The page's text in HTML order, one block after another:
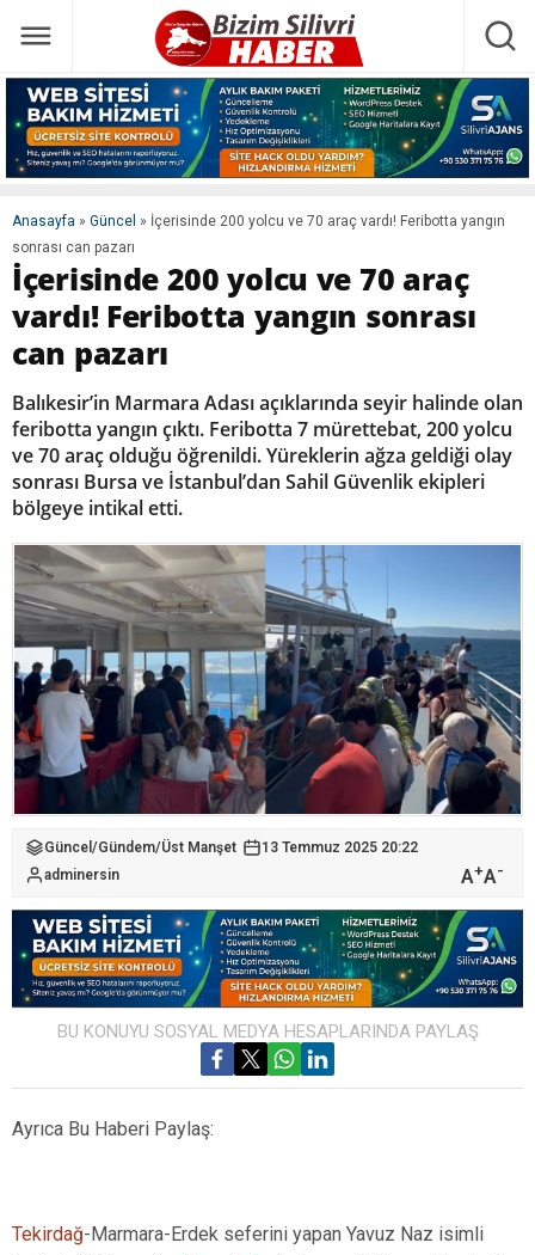
Anasayfa » Güncel » İçerisinde 200 yolcu ve 70 araç vardı! Feribotta yangın
sonrası can pazarı
İçerisinde 200 yolcu ve 70 araç
vardı! Feribotta yangın sonrası
can pazarı
Balıkesir’in Marmara Adası açıklarında seyir halinde olan
feribotta yangın çıktı. Feribotta 7 mürettebat, 200 yolcu
ve 70 araç olduğu öğrenildi. Yüreklerin ağza geldiği olay
sonrası Bursa ve İstanbul’dan Sahil Güvenlik ekipleri
bölgeye intikal etti.
Güncel /Gündem/Üst Manşet
13 Temmuz 2025 20:22
adminersin
A+A-
BU KONUYU SOSYAL MEDYA HESAPLARINDA PAYLAŞ
Ayrıca Bu Haberi Paylaş:
Tekirdağ-Marmara-Erdek seferini yapan Yavuz Naz isimli